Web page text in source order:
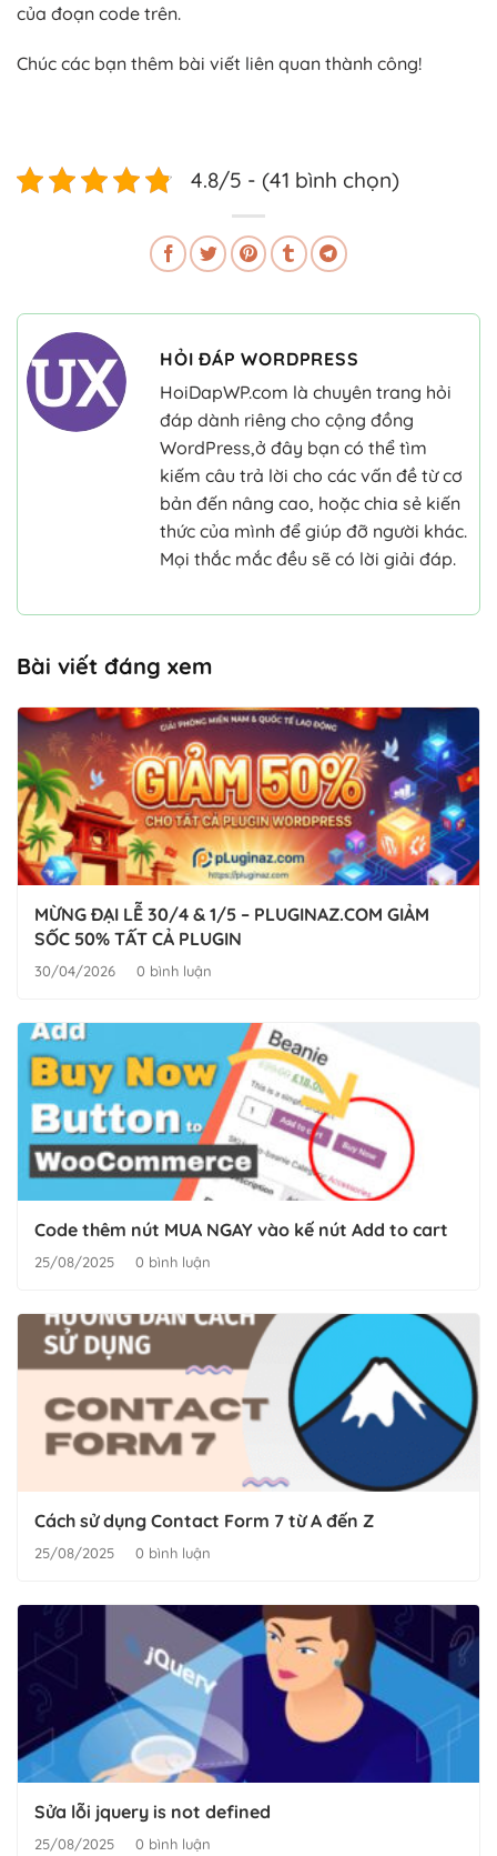
của đoạn code trên.
Chúc các bạn thêm bài viết liên quan thành công!
4.8/5 - (41 bình chọn)
HỎI ĐÁP WORDPRESS
HoiDapWP.com là chuyên trang hỏi
đáp dành riêng cho cộng đồng
WordPress,ở đây bạn có thể tìm
kiếm câu trả lời cho các vấn đề từ cơ
bản đến nâng cao, hoặc chia sẻ kiến
thức của mình để giúp đỡ người khác.
Mọi thắc mắc đều sẽ có lời giải đáp.
Bài viết đáng xem
MỪNG ĐẠI LỄ 30/4 & 1/5 – PLUGINAZ.COM GIẢM
SỐC 50% TẤT CẢ PLUGIN
30/04/2026 0 bình luận
Code thêm nút MUA NGAY vào kế nút Add to cart
25/08/2025 0 bình luận
Cách sử dụng Contact Form 7 từ A đến Z
25/08/2025 0 bình luận
Sửa lỗi jquery is not defined
25/08/2025 0 bình luận